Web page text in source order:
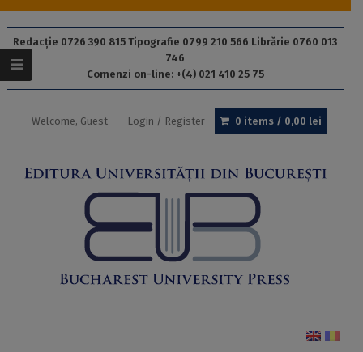
Redacție 0726 390 815 Tipografie 0799 210 566 Librărie 0760 013
746
Comenzi on-line: +(4) 021 410 25 75
Welcome, Guest Login / Register 0 items / 0,00 lei